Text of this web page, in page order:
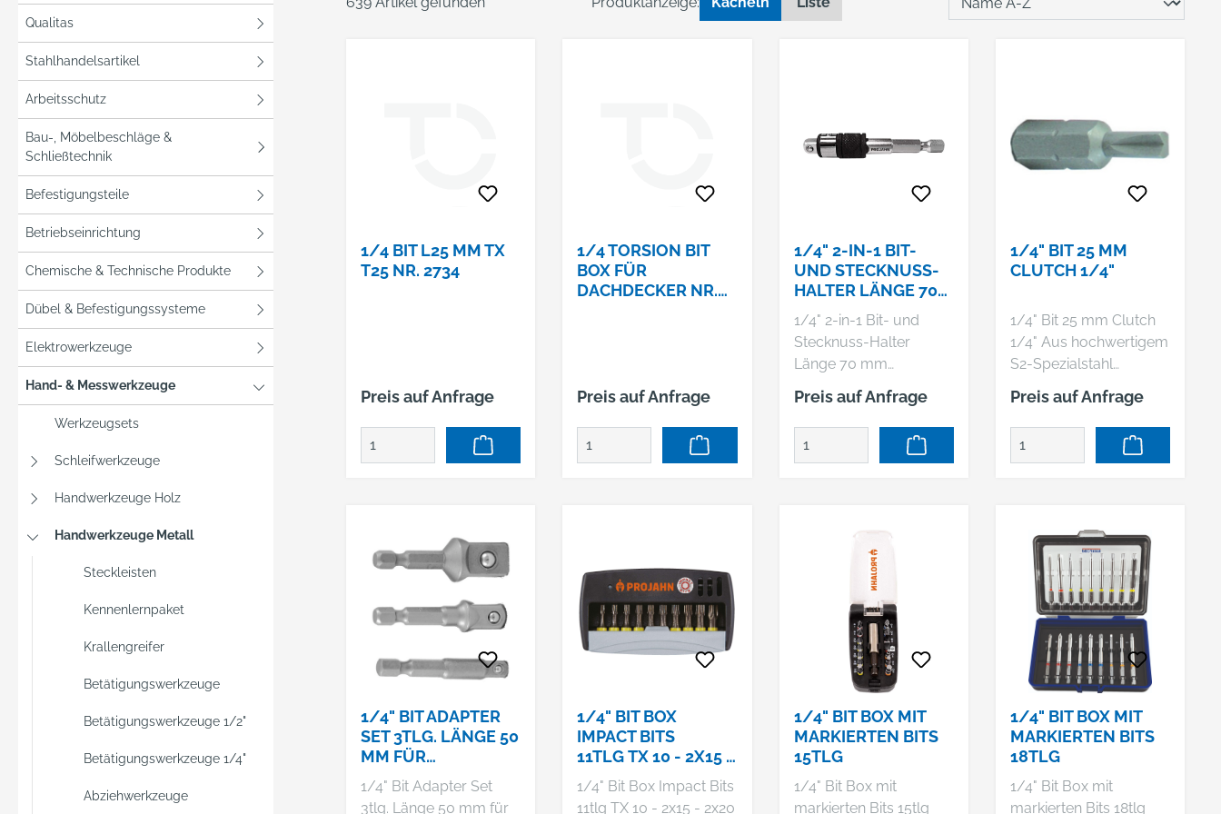
Qualitas
Stahlhandelsartikel
Arbeitsschutz
Bau-, Möbelbeschläge &
Schließtechnik
Befestigungsteile
Betriebseinrichtung
Chemische & Technische Produkte
Dübel & Befestigungssysteme
Elektrowerkzeuge
Hand- & Messwerkzeuge
Werkzeugsets
Schleifwerkzeuge
Handwerkzeuge Holz
Handwerkzeuge Metall
Steckleisten
Kennenlernpaket
Krallengreifer
Betätigungswerkzeuge
Betätigungswerkzeuge 1/2"
Betätigungswerkzeuge 1/4"
Abziehwerkzeuge
1/4 BIT L25 MM TX
T25 NR. 2734
Preis auf Anfrage
1/4 TORSION BIT
BOX FÜR
DACHDECKER NR.
Preis auf Anfrage
1/4" 2-IN-1 BIT-
UND STECKNUSS-
HALTER LÄNGE 70
MM
1/4" 2-in-1 Bit- und
Stecknuss-Halter
Länge 70 mm
Praktischer Halter
ersetzt zwei Adapter in
einem WerkzeugDurch
Verschieben der Hülse
für 1/4" Bits und 1/4"
Steckschlüssel-
Preis auf Anfrage
1/4" BIT 25 MM
CLUTCH 1/4"
1/4" Bit 25 mm Clutch
1/4" Aus hochwertigem
S2-Spezialstahl
gefertigt, ideal für den
professionellen
Anwender
geeignetErstklassiger
modernen
ProduktionsanlagenHer
vorragender Rundlauf
für ermüdungsfreies
und schnelles Arbeiten
Preis auf Anfrage
1/4" BIT ADAPTER
SET 3TLG. LÄNGE 50
MM FÜR
STECKNUESSE 1/4",
3/8", 1/2"
1/4" Bit Adapter Set
3tlg. Länge 50 mm für
1/4" BIT BOX
IMPACT BITS
11TLG TX 10 - 2X15 -
2X20 - 2X25 - 27 - 30
- 40
1/4" Bit Box Impact Bits
11tlg TX 10 - 2x15 - 2x20
1/4" BIT BOX MIT
MARKIERTEN BITS
15TLG
1/4" Bit Box mit
markierten Bits 15tlg
1/4" BIT BOX MIT
MARKIERTEN BITS
18TLG
1/4" Bit Box mit
markierten Bits 18tlg